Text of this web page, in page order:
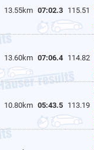
13.55km 07:02.3 115.51
13.60km 07:06.4 114.82
10.80km 05:43.5 113.19